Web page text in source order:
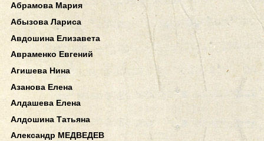
Абрамова Мария
Абызова Лариса
Авдошина Елизавета
Авраменко Евгений
Агишева Нина
Азанова Елена
Алдашева Елена
Алдошина Татьяна
Александр МЕДВЕДЕВ